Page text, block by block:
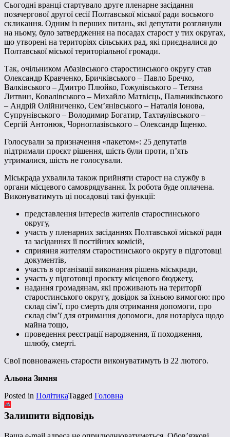
Сьогодні вранці стартувало друге пленарне засідання
позачергової другої сесії Полтавської міської ради восьмого
скликання. Одним із перших питань, які депутати розглянули
на ньому, було затвердження на посадах старост у тих округах,
що утворені на територіях сільських рад, які приєдналися до
Полтавської міської територіальної громади.
Так, очільником Абазівського старостинського округу став
Олександр Кравченко, Бричківського – Павло Бречко,
Валківського – Дмитро Плюйко, Гожулівського – Тетяна
Литвин, Ковалівського – Михайло Матвієць, Пальчиківського
– Андрій Олійниченко, Сем’янівського – Наталія Іонова,
Супрунівського – Володимир Богатир, Тахтаулівського –
Сергій Антонюк, Чорноглазівського – Олександр Іщенко.
Голосували за призначення «пакетом»: 25 депутатів
підтримали проєкт рішення, шість були проти, п’ять
утрималися, шість не голосували.
Міськрада ухвалила також прийняти старост на службу в
органи місцевого самоврядування. Їх робота буде оплачена.
Виконуватимуть ці посадовці такі функції:
представлення інтересів жителів старостинського
округу,
участь у пленарних засіданнях Полтавської міської ради
та засіданнях її постійних комісій,
сприяння жителям старостинського округу в підготовці
документів,
участь в організації виконання рішень міськради,
участь у підготовці проєкту місцевого бюджету,
надання громадянам, які проживають на території
старостинського округу, довідок за їхньою вимогою: про
склад сім’ї, про смерть для отримання допомоги, про
склад сім’ї для отримання допомоги, для нотаріуса щодо
майна тощо,
проведення реєстрації народження, її походження,
шлюбу, смерті.
Свої повноважень старости виконуватимуть із 22 лютого.
Альона Зимня
Posted in ПолітикаTagged Головна
Залишити відповідь